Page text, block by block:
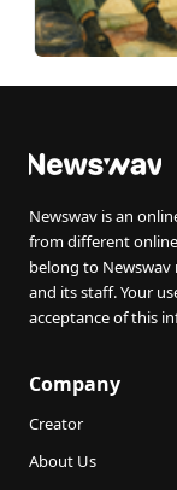
Newswav is an
from different
belong to
and its staff. Your
acceptance of this
Company
Creator
About Us